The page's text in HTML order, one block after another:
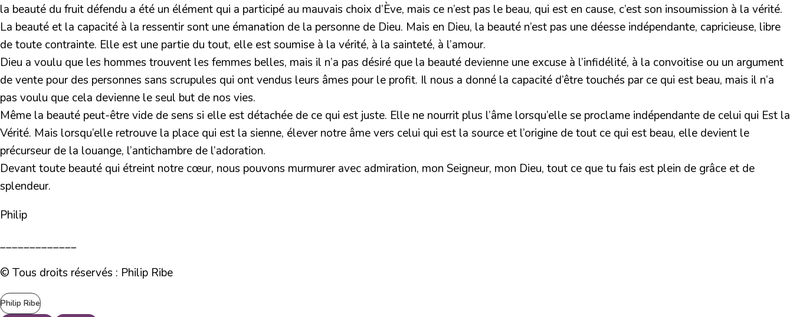
la beauté du fruit défendu a été un élément qui a participé au mauvais choix d’Ève, mais ce n’est pas le beau, qui est en cause, c’est son insoumission à la vérité.
La beauté et la capacité à la ressentir sont une émanation de la personne de Dieu. Mais en Dieu, la beauté n’est pas une déesse indépendante, capricieuse, libre
de toute contrainte. Elle est une partie du tout, elle est soumise à la vérité, à la sainteté, à l’amour.
Dieu a voulu que les hommes trouvent les femmes belles, mais il n’a pas désiré que la beauté devienne une excuse à l’infidélité, à la convoitise ou un argument
de vente pour des personnes sans scrupules qui ont vendus leurs âmes pour le profit. Il nous a donné la capacité d’être touchés par ce qui est beau, mais il n’a
pas voulu que cela devienne le seul but de nos vies.
Même la beauté peut-être vide de sens si elle est détachée de ce qui est juste. Elle ne nourrit plus l’âme lorsqu’elle se proclame indépendante de celui qui Est la
Vérité. Mais lorsqu’elle retrouve la place qui est la sienne, élever notre âme vers celui qui est la source et l’origine de tout ce qui est beau, elle devient le
précurseur de la louange, l’antichambre de l’adoration.
Devant toute beauté qui étreint notre cœur, nous pouvons murmurer avec admiration, mon Seigneur, mon Dieu, tout ce que tu fais est plein de grâce et de
splendeur.
Philip
_____________
© Tous droits réservés : Philip Ribe
Philip Ribe